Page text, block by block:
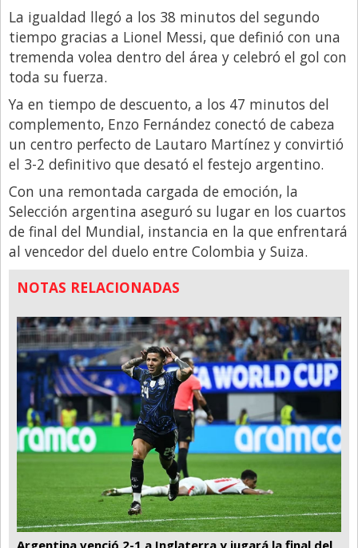
La igualdad llegó a los 38 minutos del segundo
tiempo gracias a Lionel Messi, que definió con una
tremenda volea dentro del área y celebró el gol con
toda su fuerza.
Ya en tiempo de descuento, a los 47 minutos del
complemento, Enzo Fernández conectó de cabeza
un centro perfecto de Lautaro Martínez y convirtió
el 3-2 definitivo que desató el festejo argentino.
Con una remontada cargada de emoción, la
Selección argentina aseguró su lugar en los cuartos
de final del Mundial, instancia en la que enfrentará
al vencedor del duelo entre Colombia y Suiza.
NOTAS RELACIONADAS
Argentina venció 2-1 a Inglaterra y jugará la final del